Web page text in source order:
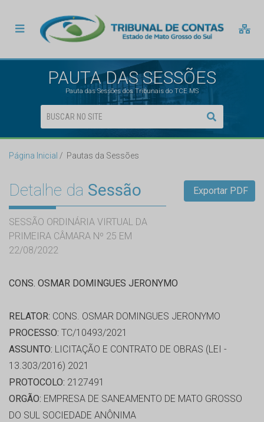
PAUTA DAS SESSÕES
Pauta das Sessões dos Tribunais do TCE MS
Página Inicial Pautas da Sessões
Detalhe da Sessão
SESSÃO ORDINÁRIA VIRTUAL DA
PRIMEIRA CÂMARA Nº 25 EM
22/08/2022
Exportar PDF
CONS. OSMAR DOMINGUES JERONYMO
RELATOR: CONS. OSMAR DOMINGUES JERONYMO
PROCESSO: TC/10493/2021
ASSUNTO: LICITAÇÃO E CONTRATO DE OBRAS (LEI -
13.303/2016) 2021
PROTOCOLO: 2127491
ORGÃO: EMPRESA DE SANEAMENTO DE MATO GROSSO
DO SUL SOCIEDADE ANÔNIMA